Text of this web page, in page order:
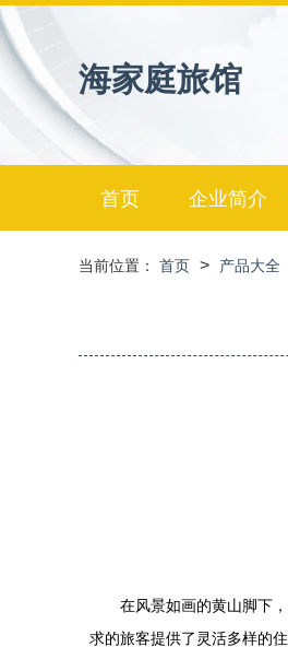
海家庭旅馆
首页 企业简介
当前位置： 首页 > 产品大全
在风景如画的黄山脚下
求的旅客提供了灵活多样的